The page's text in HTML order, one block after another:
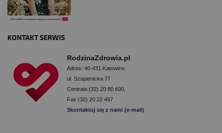
KONTAKT SERWIS
RodzinaZdrowia.pl
Adres: 40-431 Katowice,
ul. Szopienicka 77
Centrala (32) 20 80 600,
Fax (32) 20 22 497
Skontaktuj się z nami (e-mail)